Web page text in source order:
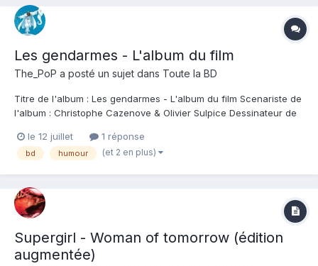
Les gendarmes - L'album du film
The_PoP a posté un sujet dans Toute la BD
Titre de l'album : Les gendarmes - L'album du film Scenariste de
l'album : Christophe Cazenove & Olivier Sulpice Dessinateur de
l'album : Bamboo Note : Résumé de l'album : La brigade du rire
enquête sur gra...
le 12 juillet 1 réponse
bd humour (et 2 en plus)
Supergirl - Woman of tomorrow (édition
augmentée)